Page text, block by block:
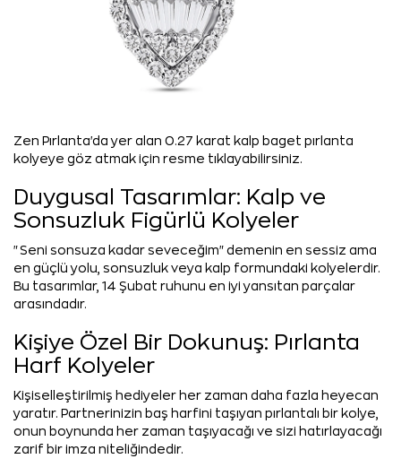
Zen Pırlanta'da yer alan 0.27 karat kalp baget pırlanta
kolyeye göz atmak için resme tıklayabilirsiniz.
Duygusal Tasarımlar: Kalp ve
Sonsuzluk Figürlü Kolyeler
"Seni sonsuza kadar seveceğim" demenin en sessiz ama
en güçlü yolu, sonsuzluk veya kalp formundaki kolyelerdir.
Bu tasarımlar, 14 Şubat ruhunu en iyi yansıtan parçalar
arasındadır.
Kişiye Özel Bir Dokunuş: Pırlanta
Harf Kolyeler
Kişiselleştirilmiş hediyeler her zaman daha fazla heyecan
yaratır. Partnerinizin baş harfini taşıyan pırlantalı bir kolye,
onun boynunda her zaman taşıyacağı ve sizi hatırlayacağı
zarif bir imza niteliğindedir.